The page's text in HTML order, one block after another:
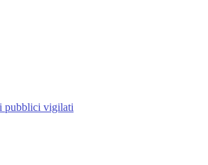
pubblici vigilati